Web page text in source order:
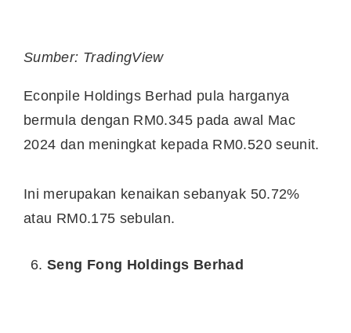
Sumber: TradingView
Econpile Holdings Berhad pula harganya
bermula dengan RM0.345 pada awal Mac
2024 dan meningkat kepada RM0.520 seunit.
Ini merupakan kenaikan sebanyak 50.72%
atau RM0.175 sebulan.
Seng Fong Holdings Berhad